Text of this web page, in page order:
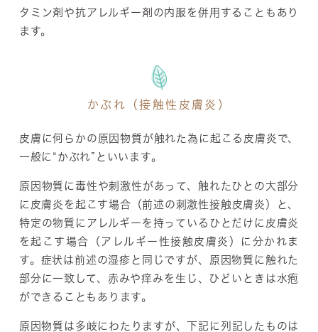
タミン剤や抗アレルギー剤の内服を併用することもあり
ます。
かぶれ（接触性皮膚炎）
皮膚に何らかの原因物質が触れた為に起こる皮膚炎で、
一般に“かぶれ”といいます。
原因物質に毒性や刺激性があって、触れたひとの大部分
に皮膚炎を起こす場合（前述の刺激性接触皮膚炎）と、
特定の物質にアレルギーを持っているひとだけに皮膚炎
を起こす場合（アレルギー性接触皮膚炎）に分かれま
す。症状は前述の湿疹と同じですが、原因物質に触れた
部分に一致して、赤みや痒みを生じ、ひどいときは水疱
ができることもあります。
原因物質は多岐にわたりますが、下記に列記したものは